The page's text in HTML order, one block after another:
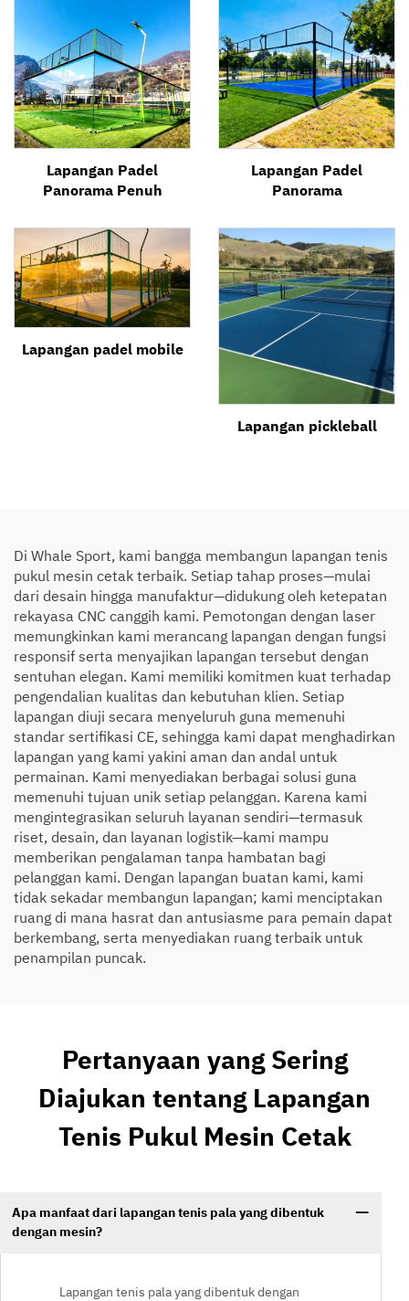
Lapangan Padel
Panorama Penuh
Lapangan Padel
Panorama
Lapangan padel mobile
Lapangan pickleball
Di Whale Sport, kami bangga membangun lapangan tenis
pukul mesin cetak terbaik. Setiap tahap proses—mulai
dari desain hingga manufaktur—didukung oleh ketepatan
rekayasa CNC canggih kami. Pemotongan dengan laser
memungkinkan kami merancang lapangan dengan fungsi
responsif serta menyajikan lapangan tersebut dengan
sentuhan elegan. Kami memiliki komitmen kuat terhadap
pengendalian kualitas dan kebutuhan klien. Setiap
lapangan diuji secara menyeluruh guna memenuhi
standar sertifikasi CE, sehingga kami dapat menghadirkan
lapangan yang kami yakini aman dan andal untuk
permainan. Kami menyediakan berbagai solusi guna
memenuhi tujuan unik setiap pelanggan. Karena kami
mengintegrasikan seluruh layanan sendiri—termasuk
riset, desain, dan layanan logistik—kami mampu
memberikan pengalaman tanpa hambatan bagi
pelanggan kami. Dengan lapangan buatan kami, kami
tidak sekadar membangun lapangan; kami menciptakan
ruang di mana hasrat dan antusiasme para pemain dapat
berkembang, serta menyediakan ruang terbaik untuk
penampilan puncak.
Pertanyaan yang Sering
Diajukan tentang Lapangan
Tenis Pukul Mesin Cetak
Apa manfaat dari lapangan tenis pala yang dibentuk
dengan mesin?
Lapangan tenis pala yang dibentuk dengan